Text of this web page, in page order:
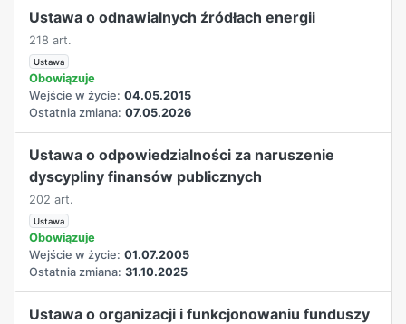
Ustawa o odnawialnych źródłach energii
218 art.
Ustawa
Obowiązuje
Wejście w życie: 04.05.2015
Ostatnia zmiana: 07.05.2026
Ustawa o odpowiedzialności za naruszenie
dyscypliny finansów publicznych
202 art.
Ustawa
Obowiązuje
Wejście w życie: 01.07.2005
Ostatnia zmiana: 31.10.2025
Ustawa o organizacji i funkcjonowaniu funduszy